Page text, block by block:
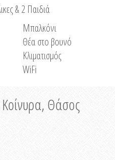
& 2 Παιδιά
Μπαλκόνι
Θέα στο βουνό
Κλιματισμός
WiFi
Θάσος